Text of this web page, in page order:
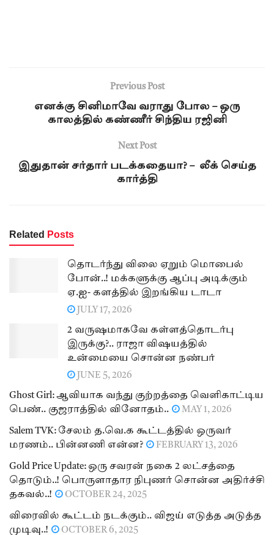
Previous Post
எனக்கு சினிமாவே வராது போல – ஒரு
காலத்தில் கண்ணீர் சிந்திய ரஜினி
Next Post
இதுதான் சர்தார் படக்கதையா? – லீக் செய்த
கார்த்தி
Related Posts
தொடர்ந்து விலை ஏறும் மொபைல்
போன்..! மக்களுக்கு ஆப்பு அடிக்கும்
ஏ.ஐ- களத்தில் இறங்கிய டாடா
JULY 17, 2026
2 வருஷமாகவே கள்ளத்தொடர்பு
இருக்கு?.. ராஜா விஷயத்தில்
உன்மையை சொன்ன நண்பர்
JUNE 5, 2026
Ghost Girl: ஆவியாக வந்து குற்றத்தை வெளிகாட்டிய
பெண்.. குஜராத்தில் வினோதம்..
MAY 1, 2026
Salem TVK: சேலம் த.வெ.க கூட்டத்தில் ஒருவர்
மரணம்.. பின்னணி என்ன?
FEBRUARY 13, 2026
Gold Price Update: ஒரு சவரன் நகை 2 லட்சத்தை
தொடும்..! பொருளாதார நிபுணர் சொன்ன அதிர்ச்சி
தகவல்..!
OCTOBER 24, 2025
விரைவில் கூட்டம் நடக்கும்.. விஜய் எடுத்த அடுத்த
முடிவு..!
OCTOBER 6, 2025